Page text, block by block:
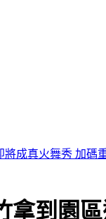
不甩7折 店員爆「
拿到園